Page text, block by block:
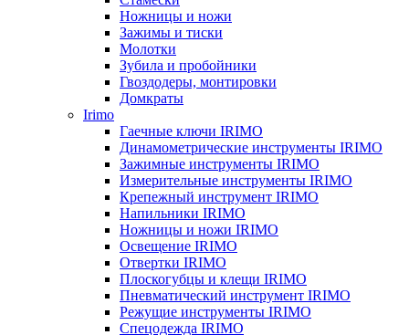
Ножницы и ножи
Зажимы и тиски
Молотки
Зубила и пробойники
Гвоздодеры, монтировки
Домкраты
Irimo
Гаечные ключи IRIMO
Динамометрические инструменты IRIMO
Зажимные инструменты IRIMO
Измерительные инструменты IRIMO
Крепежный инструмент IRIMO
Напильники IRIMO
Ножницы и ножи IRIMO
Освещение IRIMO
Отвертки IRIMO
Плоскогубцы и клещи IRIMO
Пневматический инструмент IRIMO
Режущие инструменты IRIMO
Спецодежда IRIMO